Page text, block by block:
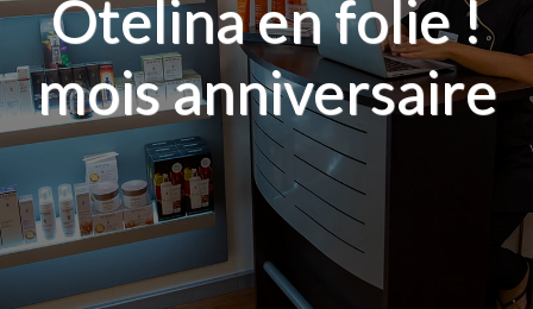
Otelina en folie !
mois anniversaire